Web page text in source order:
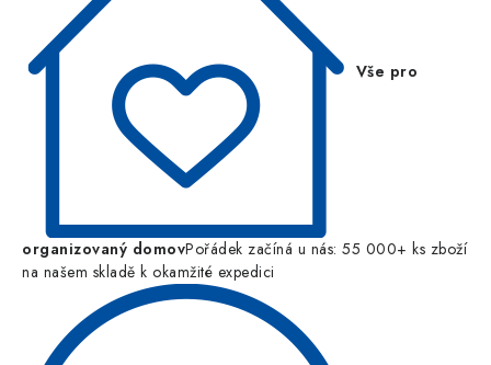
Vše pro
organizovaný domovPořádek začíná u nás: 55 000+ ks zboží
na našem skladě k okamžité expedici